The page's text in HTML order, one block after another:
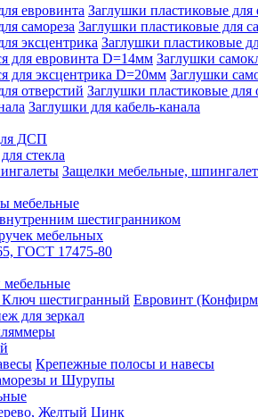
Заглушки пластиковые для
Заглушки пластиковые для
Заглушки пластиковые
Заглушки
Заглушки
Заглушки пластиковые для
Заглушки для кабель-канала
ДСП
стекла
Защелки мебельные,
мебельные
шестигранником
мебельных
ГОСТ 17475-80
мебельные
Евровинт
для зеркал
Крепежные полосы и навесы
и Шурупы
Желтый Цинк